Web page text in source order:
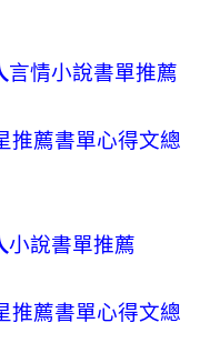
言情小說書單推薦
推薦書單心得文總
小說書單推薦
推薦書單心得文總